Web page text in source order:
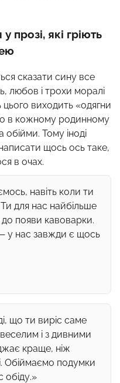
прозі, які гріють
сказати сину все
любов і трохи моралі
цього виходить «одягни
в кожному родинному
Тому іноді
щось ось таке,
в очах.
навіть коли ти
для нас найбільше
появи кавоварки.
у нас завжди є щось
що ти виріс саме
і з дивними
краще, ніж
Обіймаємо подумки
обіду.»